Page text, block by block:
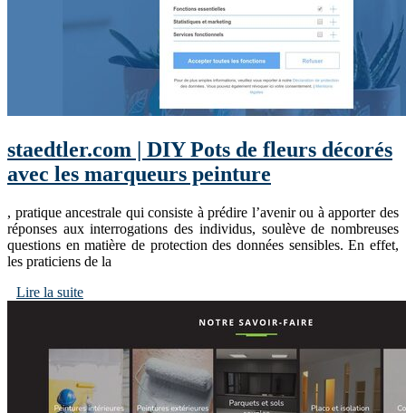
staedtler.com | DIY Pots de fleurs décorés
avec les marqueurs peinture
, pratique ancestrale qui consiste à prédire l’avenir ou à apporter des
réponses aux interrogations des individus, soulève de nombreuses
questions en matière de protection des données sensibles. En effet,
les praticiens de la
Lire la suite